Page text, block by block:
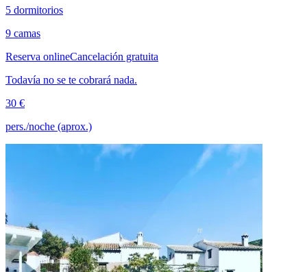
5 dormitorios
9 camas
Reserva onlineCancelación gratuita
Todavía no se te cobrará nada.
30 €
pers./noche (aprox.)